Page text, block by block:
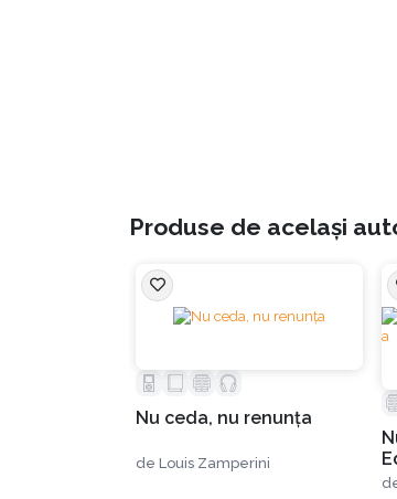
Produse de același
Nu ceda, nu renunţa
de Louis Zamperini